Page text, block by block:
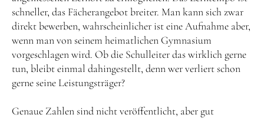
schneller, das Fächerangebot breiter. Man kann sich zwar
direkt bewerben, wahrscheinlicher ist eine Aufnahme aber,
wenn man von seinem heimatlichen Gymnasium
vorgeschlagen wird. Ob die Schulleiter das wirklich gerne
tun, bleibt einmal dahingestellt, denn wer verliert schon
gerne seine Leistungsträger?
Genaue Zahlen sind nicht veröffentlicht, aber gut